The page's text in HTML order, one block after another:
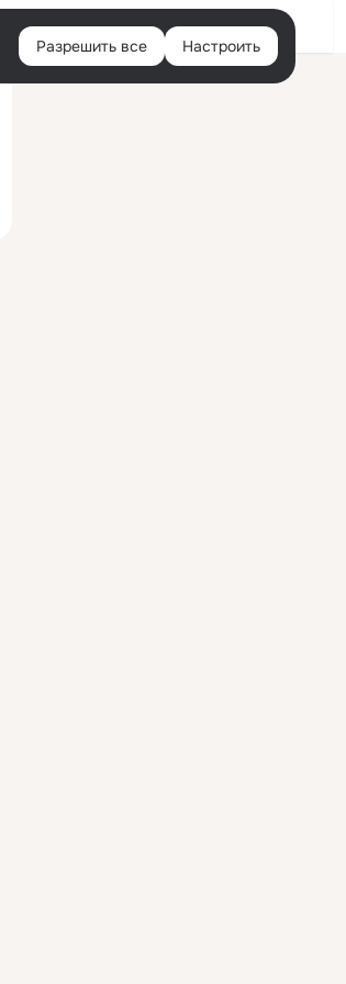
Войти
Разрешить все Настроить